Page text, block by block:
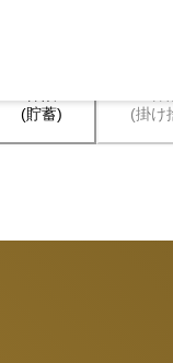
(貯蓄)
(掛け